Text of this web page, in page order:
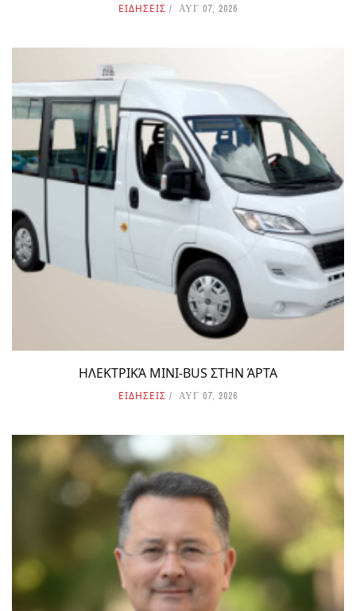
ΕΙΔΗΣΕΙΣ ΑΥΓ 07, 2026
ΗΛΕΚΤΡΙΚΆ MINI-BUS ΣΤΗΝ ΆΡΤΑ
ΕΙΔΗΣΕΙΣ ΑΥΓ 07, 2026